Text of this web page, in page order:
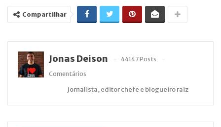
Compartilhar
Jonas Deison
44147 Posts
Comentários
Jornalista, editor chefe e blogueiro raiz